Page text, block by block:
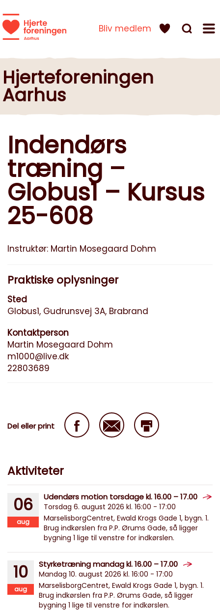
Bliv medlem
Hjerteforeningen
Aarhus
Indendørs
træning –
Globus1 – Kursus
25-608
Instruktør: Martin Mosegaard Dohm
Praktiske oplysninger
Sted
Globus1, Gudrunsvej 3A, Brabrand
Kontaktperson
Martin Mosegaard Dohm
m1000@live.dk
22803689
Del eller print
Aktiviteter
06
aug
Udendørs motion torsdage kl. 16.00 – 17.00
Torsdag 6. august 2026 kl. 16:00 - 17:00
MarselisborgCentret, Ewald Krogs Gade 1, bygn. 1.
Brug indkørslen fra P.P. Ørums Gade, så ligger
bygning 1 lige til venstre for indkørslen.
10
aug
Styrketræning mandag kl. 16.00 – 17.00
Mandag 10. august 2026 kl. 16:00 - 17:00
MarselisborgCentret, Ewald Krogs Gade 1, bygn. 1.
Brug indkørslen fra P.P. Ørums Gade, så ligger
bygning 1 lige til venstre for indkørslen.